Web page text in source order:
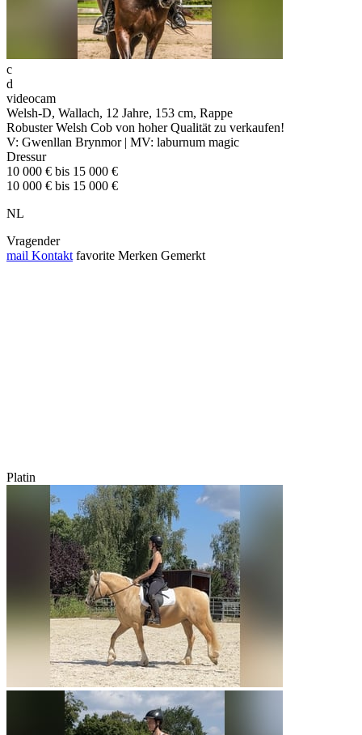
c
d
videocam
Welsh-D, Wallach, 12 Jahre, 153 cm, Rappe
Robuster Welsh Cob von hoher Qualität zu verkaufen!
V: Gwenllan Brynmor | MV: laburnum magic
Dressur
10 000 € bis 15 000 €
10 000 € bis 15 000 €
NL
Vragender
mail Kontakt favorite Merken Gemerkt
Platin